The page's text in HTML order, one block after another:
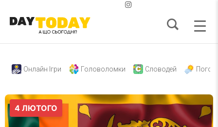
Онлайн Ігри Головоломки Словодей